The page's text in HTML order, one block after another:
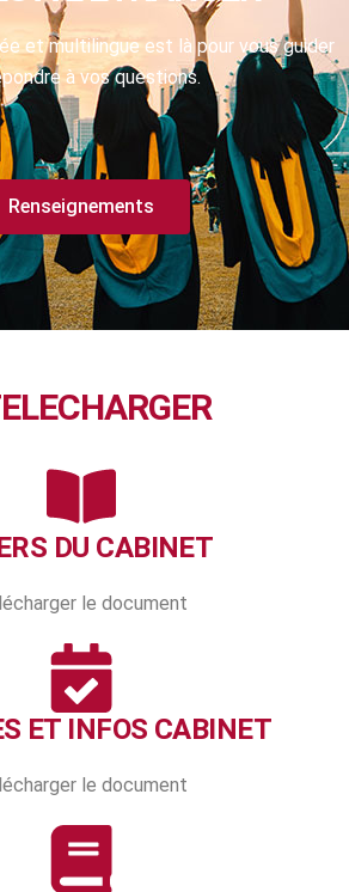
et multilingue est là pour vous guider
à vos questions.
Renseignements
DU CABINET
le document
ET INFOS CABINET
le document